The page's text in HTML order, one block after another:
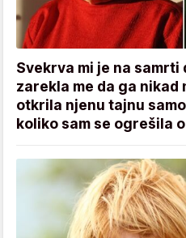
Svekrva mi je na samrti
zarekla me da ga nikad
otkrila njenu tajnu
koliko sam se ogrešila